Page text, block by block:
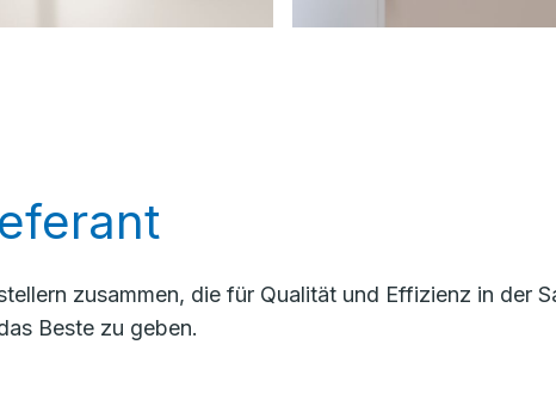
zusammen, die für Qualität und Effizienz in der
Beste zu geben.